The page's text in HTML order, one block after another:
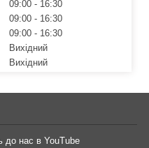
09:00
16:30
09:00
16:30
09:00
16:30
Вихідний
Вихідний
до нас в YouTube